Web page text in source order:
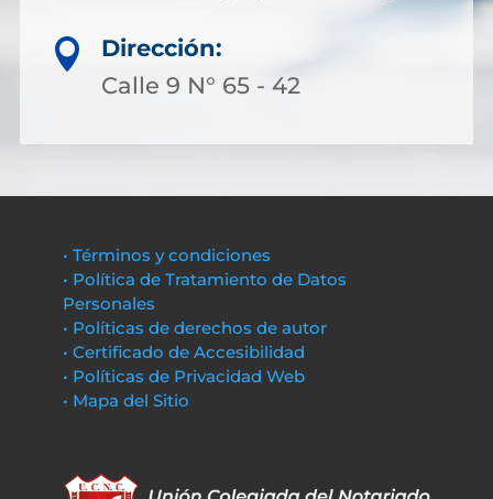

Dirección:
Calle 9 N° 65 - 42
• Términos y condiciones
• Política de Tratamiento de Datos
Personales
• Políticas de derechos de autor
• Certificado de Accesibilidad
• Políticas de Privacidad Web
• Mapa del Sitio